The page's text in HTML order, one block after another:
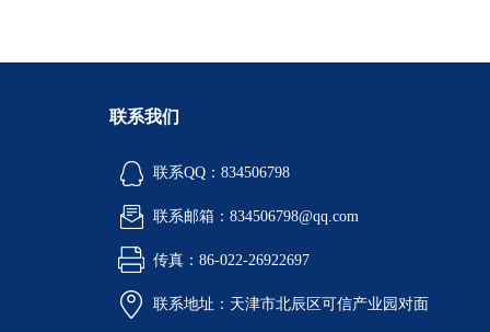
联系我们
联系QQ：834506798
联系邮箱：834506798@qq.com
传真：86-022-26922697
联系地址：天津市北辰区可信产业园对面